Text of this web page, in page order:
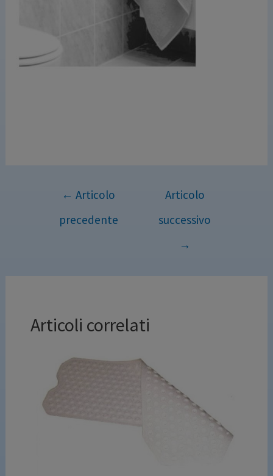
← Articolo
precedente
Articolo
successivo
→
Articoli correlati